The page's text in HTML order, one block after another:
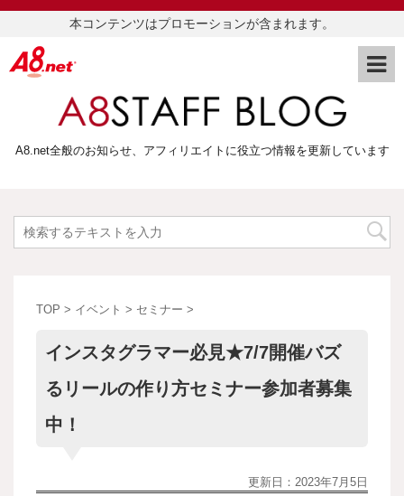
本コンテンツはプロモーションが含まれます。
A8.net全般のお知らせ、アフィリエイトに役立つ情報を更新しています
TOP > イベント > セミナー >
インスタグラマー必見★7/7開催バズ
るリールの作り方セミナー参加者募集
中！
更新日： 2023年7月5日